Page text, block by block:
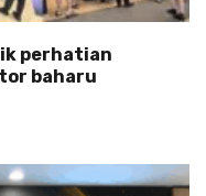
perhatian
baharu